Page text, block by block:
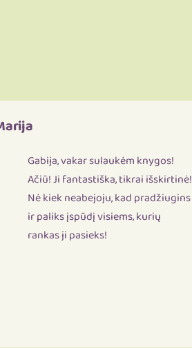
Gabija, vakar sulaukėm knygos!
Ačiū! Ji fantastiška, tikrai išskirtinė!
Nė kiek neabejoju, kad pradžiugins
ir paliks įspūdį visiems, kurių
rankas ji pasieks!